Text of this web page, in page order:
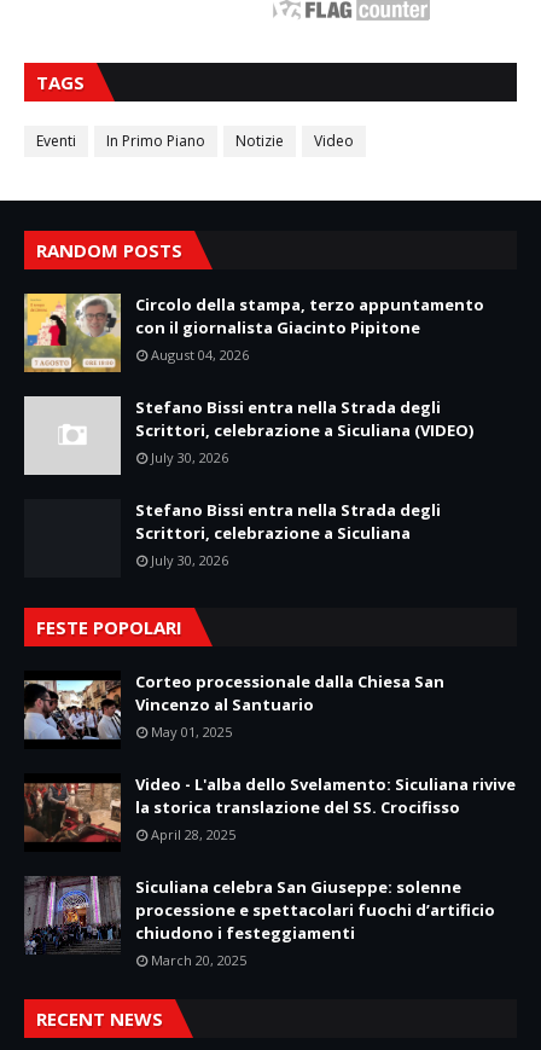
TAGS
Eventi In Primo Piano Notizie Video
RANDOM POSTS
Circolo della stampa, terzo appuntamento
con il giornalista Giacinto Pipitone
August 04, 2026
Stefano Bissi entra nella Strada degli
Scrittori, celebrazione a Siculiana (VIDEO)
July 30, 2026
Stefano Bissi entra nella Strada degli
Scrittori, celebrazione a Siculiana
July 30, 2026
FESTE POPOLARI
Corteo processionale dalla Chiesa San
Vincenzo al Santuario
May 01, 2025
Video - L'alba dello Svelamento: Siculiana rivive
la storica translazione del SS. Crocifisso
April 28, 2025
Siculiana celebra San Giuseppe: solenne
processione e spettacolari fuochi d’artificio
chiudono i festeggiamenti
March 20, 2025
RECENT NEWS